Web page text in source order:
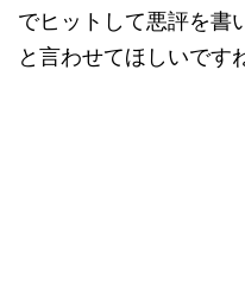
でヒットして悪評を書
と言わせてほしいです